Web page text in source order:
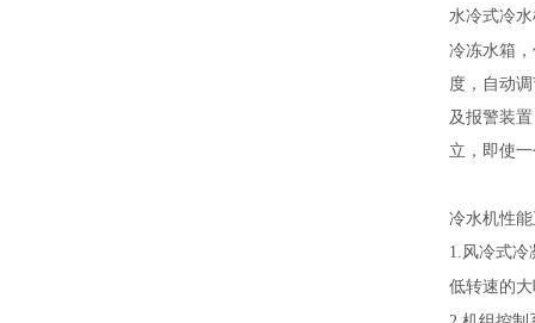
水冷式冷
冷冻水箱
度，自动
及报警装
立，即使
冷水机性
1. 风冷式
低转速的